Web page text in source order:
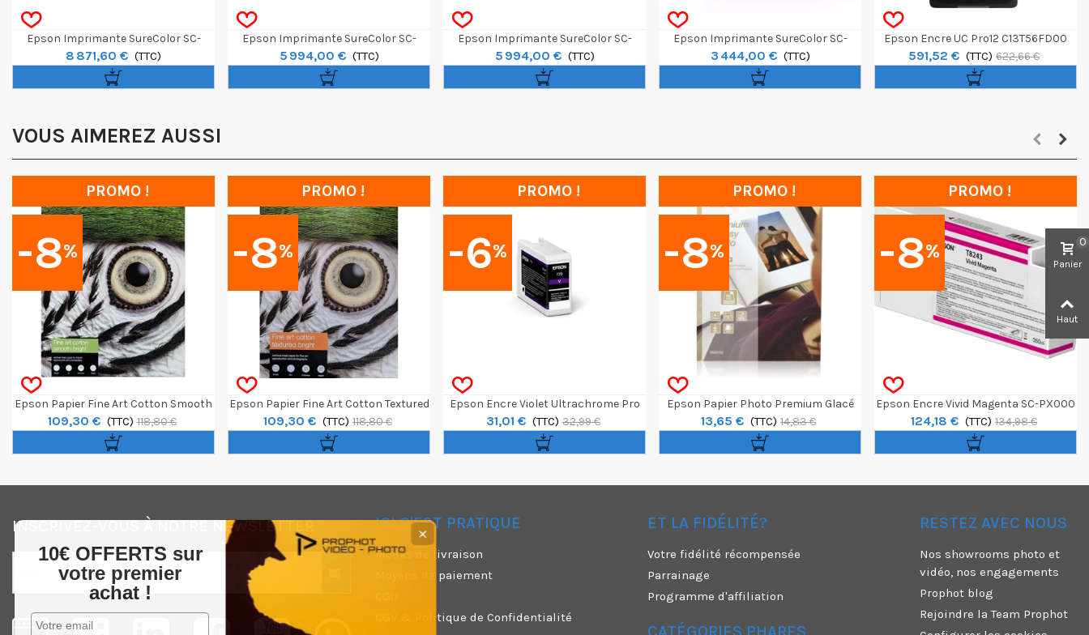
Epson Imprimante SureColor SC-
P9300 Spectro 44"
8 871,60 € (TTC)
Epson Imprimante SureColor SC-
P9300 44"
5 994,00 € (TTC)
Epson Imprimante SureColor SC-
P7300 Spectro 24"
5 994,00 € (TTC)
Epson Imprimante SureColor SC-
P7300 24"
3 444,00 € (TTC)
Epson Encre UC Pro12 C13T56FD00
1600ml Pour SC-P20500 - Violet
591,52 € (TTC) 622,66 €
VOUS AIMEREZ AUSSI
-8%
PROMO !
Epson Papier Fine Art Cotton Smooth
Bright A3+ 25f 300g
109,30 € (TTC) 118,80 €
-8%
PROMO !
Epson Papier Fine Art Cotton Textured
Bright A3+ 25f 300g
109,30 € (TTC) 118,80 €
-6%
PROMO !
Epson Encre Violet Ultrachrome Pro
10 Pour SC-P700
31,01 € (TTC) 32,99 €
-8%
PROMO !
Epson Papier Photo Premium Glacé
Carte Postale 10x15cm 40f 255g
13,65 € (TTC) 14,83 €
-8%
PROMO !
Epson Encre Vivid Magenta SC-PX000
Ultrachrome HD/HDX 350ml
124,18 € (TTC) 134,98 €
INSCRIVEZ-VOUS À NOTRE NEWSLETTER ICI C'EST PRATIQUE
Modes de livraison
Moyens de paiement
CGV & Politique de Confidentialité
ET LA FIDÉLITÉ?
Votre fidélité récompensée
Parrainage
Programme d'affiliation
RESTEZ AVEC NOUS
Nos showrooms photo et
vidéo, nos engagements
Prophot blog
Rejoindre la Team Prophot
Panier
0
Haut
10€ OFFERTS sur
votre premier
achat !
✕